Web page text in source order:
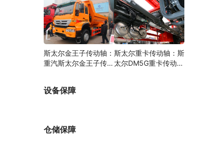
斯太尔金王子传动轴：
重汽斯太尔金王子传动
斯太尔重卡传动轴：斯
太尔DM5G重卡传动轴
设备保障
仓储保障